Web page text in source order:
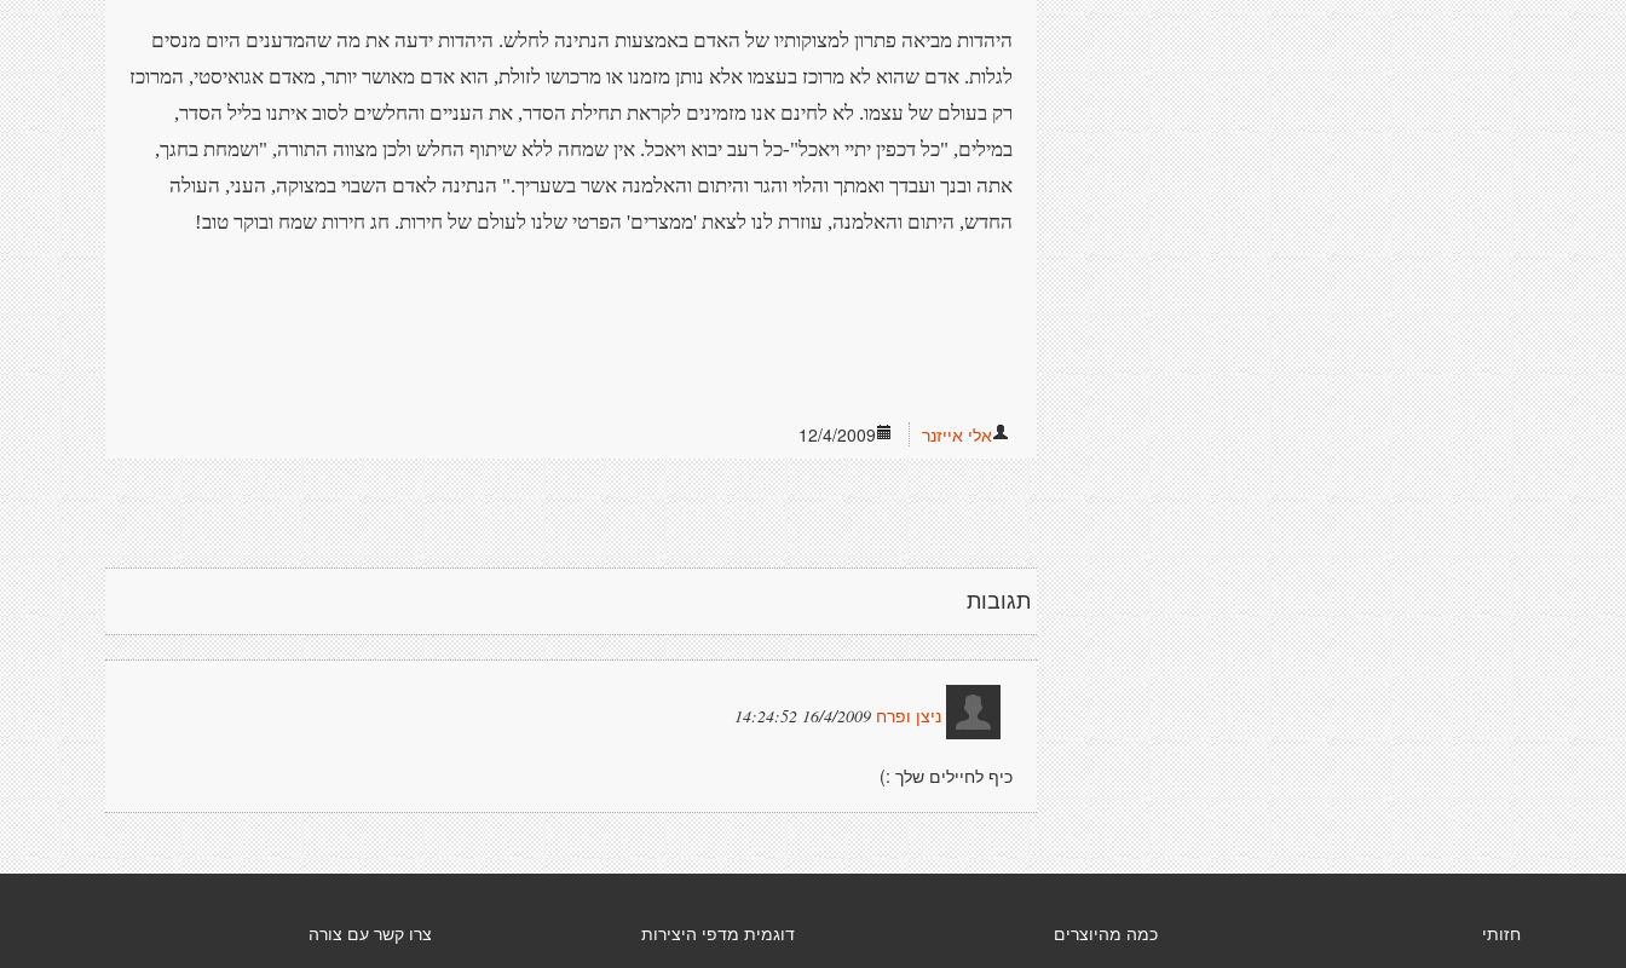
היהדות מביאה פתרון למצוקותיו של האדם באמצעות הנתינה לחלש. היהדות ידעה את מה שהמדענים היום מנסים
לגלות. אדם שהוא לא מרוכז בעצמו אלא נותן מזמנו או מרכושו לזולת, הוא אדם מאושר יותר, מאדם אגואיסטי, המרוכז
רק בעולם של עצמו. לא לחינם אנו מזמינים לקראת תחילת הסדר, את העניים והחלשים לסוב איתנו בליל הסדר,
במילים, "כל דכפין יתיי ויאכל"-כל רעב יבוא ויאכל. אין שמחה ללא שיתוף החלש ולכן מצווה התורה, "ושמחת בחגך,
אתה ובנך ועבדך ואמתך והלוי והגר והיתום והאלמנה אשר בשעריך." הנתינה לאדם השבוי במצוקה, העני, העולה
החדש, היתום והאלמנה, עוזרת לנו לצאת 'ממצרים' הפרטי שלנו לעולם של חירות. חג חירות שמח ובוקר טוב!
12/4/2009 אלי אייזנר
תגובות
ניצן ופרח 16/4/2009 14:24:52
כיף לחיילים שלך :)
צרו קשר עם צורה דוגמית מדפי היצירות כמה מהיוצרים חזותי